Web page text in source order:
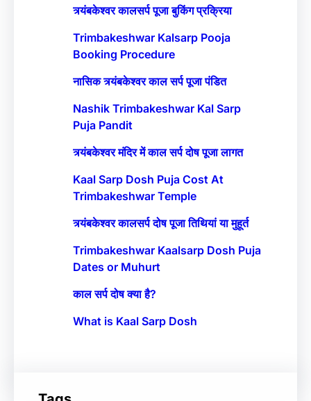
त्र्यंबकेश्वर कालसर्प पूजा बुकिंग प्रक्रिया
Trimbakeshwar Kalsarp Pooja
Booking Procedure
नासिक त्र्यंबकेश्वर काल सर्प पूजा पंडित
Nashik Trimbakeshwar Kal Sarp
Puja Pandit
त्र्यंबकेश्वर मंदिर में काल सर्प दोष पूजा लागत
Kaal Sarp Dosh Puja Cost At
Trimbakeshwar Temple
त्र्यंबकेश्वर कालसर्प दोष पूजा तिथियां या मुहूर्त
Trimbakeshwar Kaalsarp Dosh Puja
Dates or Muhurt
काल सर्प दोष क्या है?
What is Kaal Sarp Dosh